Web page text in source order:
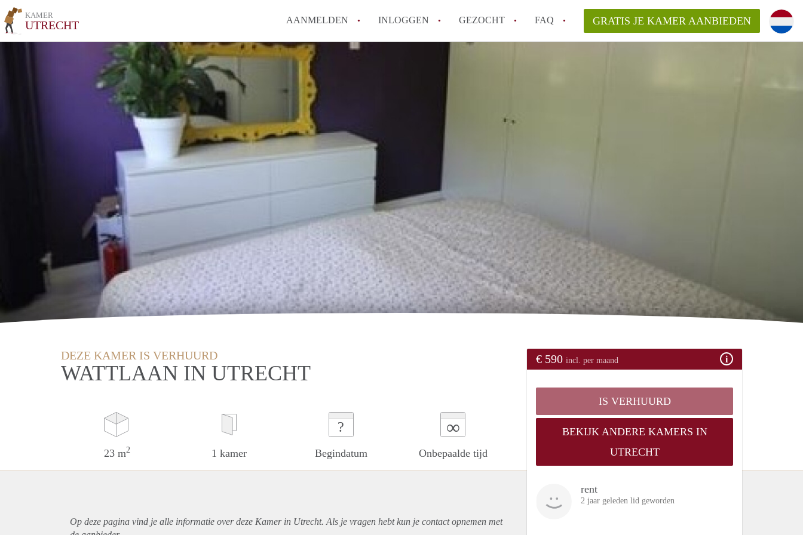
KAMER
UTRECHT AANMELDEN INLOGGEN GEZOCHT FAQ GRATIS JE KAMER AANBIEDEN
DEZE KAMER IS VERHUURD
WATTLAAN IN UTRECHT
23 m2 1 kamer
?
Begindatum
∞
Onbepaalde tijd
€ 590 incl. per maand
IS VERHUURD
BEKIJK ANDERE KAMERS IN
UTRECHT
rent
2 jaar geleden lid geworden
Op deze pagina vind je alle informatie over deze Kamer in Utrecht. Als je vragen hebt kun je contact opnemen met